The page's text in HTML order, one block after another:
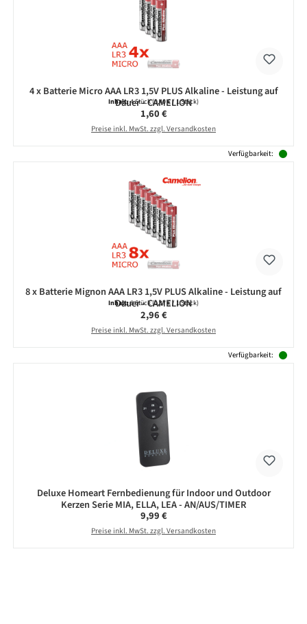
4 x Batterie Micro AAA LR3 1,5V PLUS Alkaline - Leistung auf
Dauer - CAMELION
Inhalt:4 Stück(0,40 € / 1 Stück)
Regulärer Preis:
1,60 €
Preise inkl. MwSt. zzgl. Versandkosten
Verfügbarkeit:
8 x Batterie Mignon AAA LR3 1,5V PLUS Alkaline - Leistung auf
Dauer - CAMELION
Inhalt:8 Stück(0,37 € / 1 Stück)
Regulärer Preis:
2,96 €
Preise inkl. MwSt. zzgl. Versandkosten
Verfügbarkeit:
Deluxe Homeart Fernbedienung für Indoor und Outdoor
Kerzen Serie MIA, ELLA, LEA - AN/AUS/TIMER
Regulärer Preis:
9,99 €
Preise inkl. MwSt. zzgl. Versandkosten